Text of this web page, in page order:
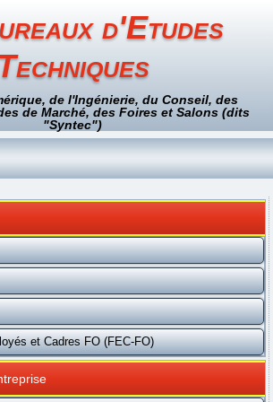
d'Etudes
de l'Ingénierie, du Conseil, des
de Marché, des Foires et Salons (dits
"Syntec")
et Cadres FO (FEC-FO)